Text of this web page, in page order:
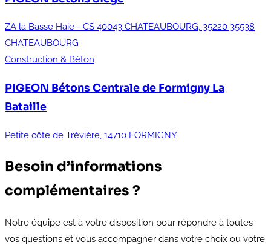
ZA la Basse Haie - CS 40043 CHATEAUBOURG, 35220 35538
CHATEAUBOURG
Construction & Béton
PIGEON BétonsCentrale de Formigny La
Bataille
Petite côte de Trévière, 14710 FORMIGNY
Besoin d’informations
complémentaires ?
Notre équipe est à votre disposition pour répondre à toutes
vos questions et vous accompagner dans votre choix ou votre